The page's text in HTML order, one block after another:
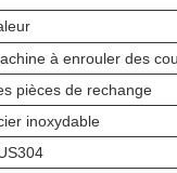
à enrouler des
pièces de rechange
inoxydable